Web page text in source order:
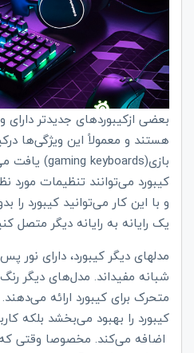
بعضی ازکیبوردهای جدیدتر
هستند و معمولاً این ویژگی‌ها
بازی(gaming keyboards) یافت
کیبورد می‌توانند تنظیمات مورد
و با این کار می‌توانید کیبورد را
یک رایانه به رایانه دیگر متصل
مدلهای دیگر کیبورد، دارای نور
شبانه مفیداند. مدل‌های دیگر
متحرک برای کیبورد ارائه
کیبورد را بهبود می‌بخشد بلکه
اضافه می‌کند. مخصوصا وقتی که